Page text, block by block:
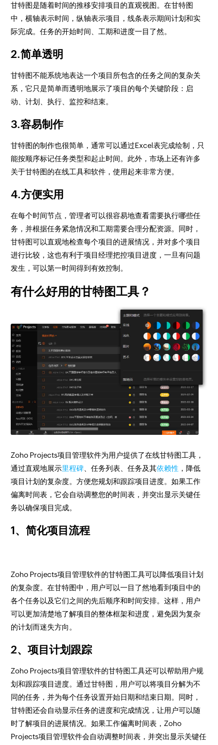
甘特图是随着时间的推移安排项目的直观视图。在甘特图
中，横轴表示时间，纵轴表示项目，线条表示期间计划和实
际完成。任务的开始时间、工期和进度一目了然。
2.简单透明
甘特图不能系统地表达一个项目所包含的任务之间的复杂关
系，它只是简单而透明地展示了项目的每个关键阶段：启
动、计划、执行、监控和结束。
3.容易制作
甘特图的制作也很简单，通常可以通过Excel表完成绘制，只
能按顺序标记任务类型和起止时间。此外，市场上还有许多
关于甘特图的在线工具和软件，使用起来非常方便。
4.方便实用
在每个时间节点，管理者可以很容易地查看需要执行哪些任
务，并根据任务紧急情况和工期需要合理分配资源。同时，
甘特图可以直观地检查每个项目的进展情况，并对多个项目
进行比较，这也有利于项目经理把控项目进度，一旦有问题
发生，可以第一时间得到有效控制。
有什么好用的甘特图工具？
Zoho Projects项目管理软件为用户提供了在线甘特图工具，
通过直观地展示里程碑 、任务列表、任务及其依赖性 ，降低
项目计划的复杂度。方便您规划和跟踪项目进度。如果工作
偏离时间表，它会自动调整您的时间表，并突出显示关键任
务以确保项目完成。
1、简化项目流程
Zoho Projects项目管理软件的甘特图工具可以降低项目计划
的复杂度。在甘特图中，用户可以一目了然地看到项目中的
各个任务以及它们之间的先后顺序和时间安排。这样，用户
可以更加清楚地了解项目的整体框架和进度，避免因为复杂
的计划而迷失方向。
2、项目计划跟踪
Zoho Projects项目管理软件的甘特图工具还可以帮助用户规
划和跟踪项目进度。通过甘特图，用户可以将项目分解为不
同的任务，并为每个任务设置开始日期和结束日期。同时，
甘特图还会自动显示任务的进度和完成情况，让用户可以随
时了解项目的进展情况。如果工作偏离时间表，Zoho
Projects项目管理软件会自动调整时间表，并突出显示关键任